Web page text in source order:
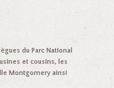
du Parc National
et cousins, les
Montgomery ainsi